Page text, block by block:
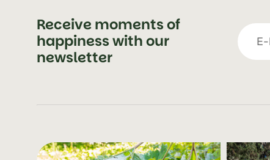
Receive moments of
happiness with our
newsletter